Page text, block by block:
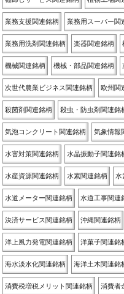
業務支援関連銘柄 業務用スーパー関
業務用洗剤関連銘柄 楽器関連銘柄
機械関連銘柄 機械・部品関連銘柄
次世代農業ビジネス関連銘柄 欧州関
殺菌剤関連銘柄 殺虫・防虫剤関連銘
気泡コンクリート関連銘柄 気象情報
水害対策関連銘柄 水晶振動子関連銘
水産資源関連銘柄 水素関連銘柄 水
水道メーター関連銘柄 水道工事関連
決済サービス関連銘柄 沖縄関連銘柄
洋上風力発電関連銘柄 洋菓子関連銘
海水淡水化関連銘柄 海洋土木関連銘
消費税増税メリット関連銘柄 消費者